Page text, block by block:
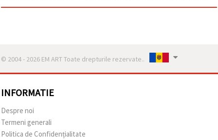
© 2004 - 2026 EM ART Toate drepturile rezervate..
INFORMATIE
Despre noi
Termeni generali
Politica de Confidențialitate